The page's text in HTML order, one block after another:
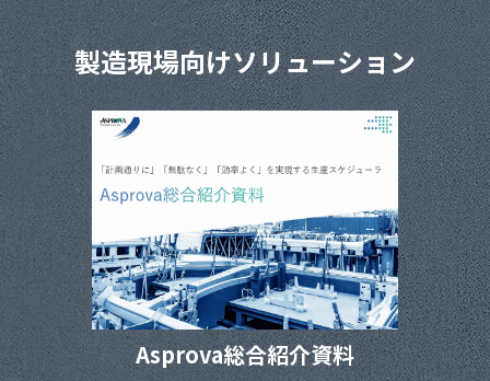
製造現場向けソリューション
Asprova総合紹介資料